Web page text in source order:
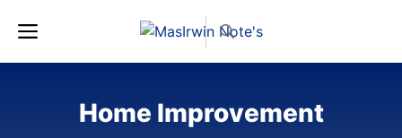
Menu
Home Improvement